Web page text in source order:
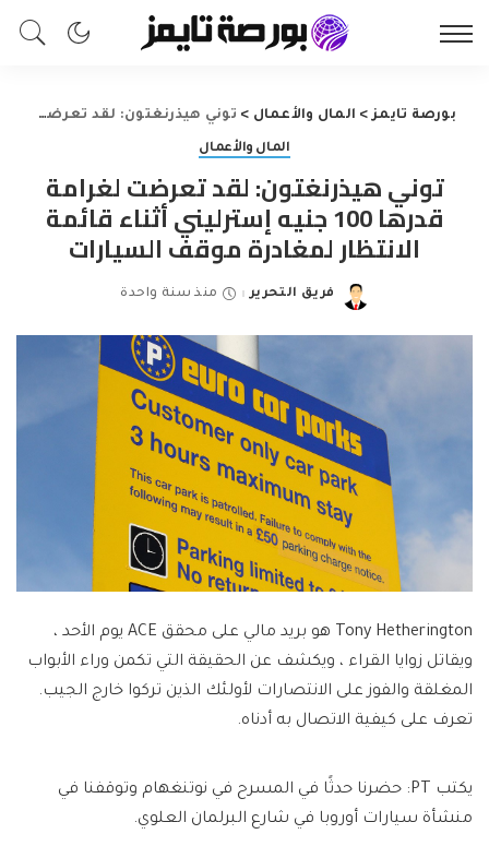
بورصة تايمز> المال والأعمال > توني هيذرنغتون: لقد تعرضت لغرامة قدرها 100 جنيه إسترليني أثناء قائمة الانتظار لمغادرة موقف السيارات
المال والأعمال
توني هيذرنغتون: لقد تعرضت لغرامة
قدرها 100 جنيه إسترليني أثناء قائمة
الانتظار لمغادرة موقف السيارات
Posted
فريق التحرير منذ سنة واحدة
Tony Hetherington هو بريد مالي على محقق ACE يوم الأحد ،
ويقاتل زوايا القراء ، ويكشف عن الحقيقة التي تكمن وراء الأبواب
المغلقة والفوز على الانتصارات لأولئك الذين تركوا خارج الجيب.
تعرف على كيفية الاتصال به أدناه.
يكتب PT:
حضرنا حدثًا في المسرح في نوتنغهام وتوقفنا في
منشأة سيارات أوروبا في شارع البرلمان العلوي.